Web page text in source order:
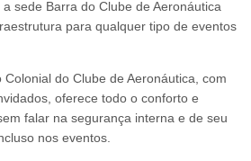
sede Barra do Clube de Aeronáutica
para qualquer tipo de eventos
do Clube de Aeronáutica, com
oferece todo o conforto e
falar na segurança interna e de seu
nos eventos.